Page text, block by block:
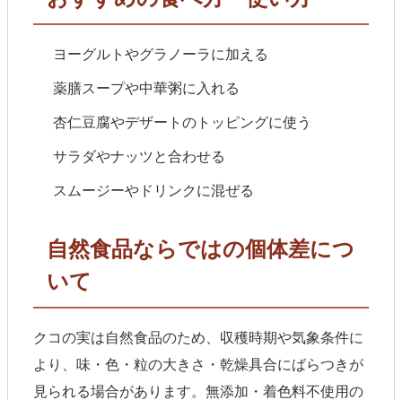
ヨーグルトやグラノーラに加える
薬膳スープや中華粥に入れる
杏仁豆腐やデザートのトッピングに使う
サラダやナッツと合わせる
スムージーやドリンクに混ぜる
自然食品ならではの個体差につ
いて
クコの実は自然食品のため、収穫時期や気象条件に
より、味・色・粒の大きさ・乾燥具合にばらつきが
見られる場合があります。無添加・着色料不使用の